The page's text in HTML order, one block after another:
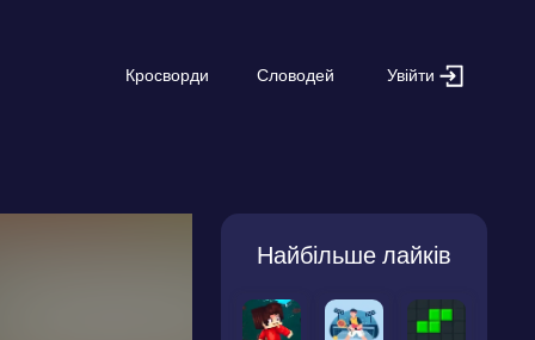
Кросворди Словодей Увійти
Найбільше лайків